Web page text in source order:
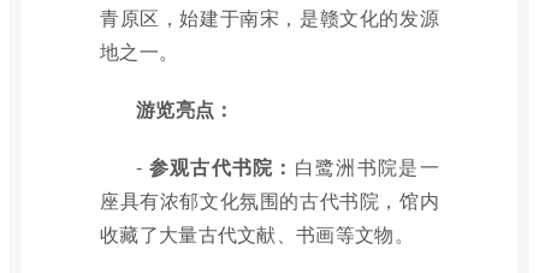
青原区，始建于南宋，是赣文化的发源
地之一。
游览亮点：
- 参观古代书院： 白鹭洲书院是一
座具有浓郁文化氛围的古代书院，馆内
收藏了大量古代文献、书画等文物。